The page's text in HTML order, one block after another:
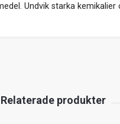
Undvik starka